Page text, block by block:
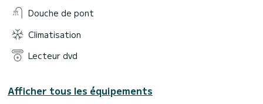
Douche de pont
Climatisation
Lecteur dvd
Afficher tous les équipements